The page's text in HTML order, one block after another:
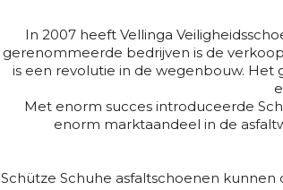
In 2007 heeft Vellinga
gerenommeerde bedrijven is de
is een revolutie in de wegenbouw.
Met enorm succes introduceerde
enorm marktaandeel in de
Schütze Schuhe asfaltschoenen